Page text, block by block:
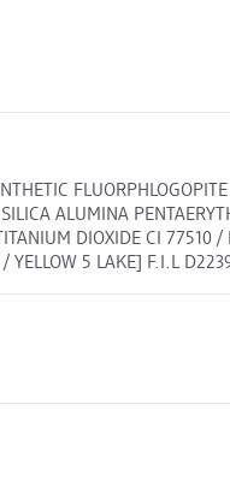
ALUMINA
DIOXIDE CI 77510 /
5 LAKE] F.I.L